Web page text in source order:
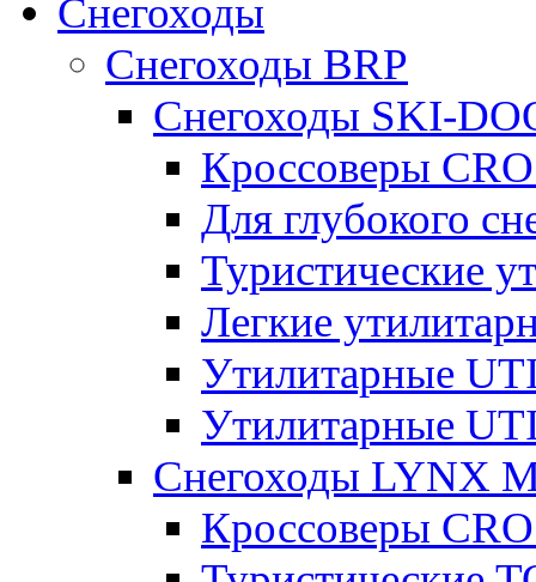
Снегоходы
Снегоходы BRP
Снегоходы SKI-
Кроссоверы
Для глубокого
Туристические
Легкие
Утилитарные
Утилитарные
Снегоходы LYNX
Кроссоверы